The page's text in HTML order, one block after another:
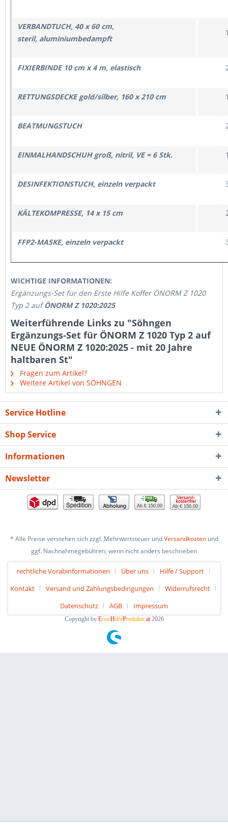
VERBANDTUCH, 40 x 60 cm,
steril, aluminiumbedampft
FIXIERBINDE 10 cm x 4 m, elastisch
RETTUNGSDECKE gold/silber, 160 x 210 cm
BEATMUNGSTUCH
EINMALHANDSCHUH groß, nitril, VE = 6 Stk.
DESINFEKTIONSTUCH, einzeln verpackt
KÄLTEKOMPRESSE, 14 x 15 cm
FFP2-MASKE, einzeln verpackt
WICHTIGE INFORMATIONEN:
Ergänzungs-Set für den Erste Hilfe Koffer ÖNORM Z 1020
Typ 2 aufÖNORM Z 1020:2025
Weiterführende Links zu "Söhngen
Ergänzungs-Set für ÖNORM Z 1020 Typ 2 auf
NEUE ÖNORM Z 1020:2025 - mit 20 Jahre
haltbaren St"
Fragen zum Artikel?
Weitere Artikel von SÖHNGEN
Service Hotline
Shop Service
Informationen
Newsletter
Ab € 150,00 Ab € 150,00
* Alle Preise verstehen sich zzgl. Mehrwertsteuer undVersandkostenund
ggf. Nachnahmegebühren, wenn nicht anders beschrieben
rechtliche Vorabinformationen Über uns
Hilfe / Support
Kontakt
Versand und Zahlungsbedingungen
Widerrufsrecht
Datenschutz
AGB Impressum
Copyright by ErsteHilfeProdukte.at2026